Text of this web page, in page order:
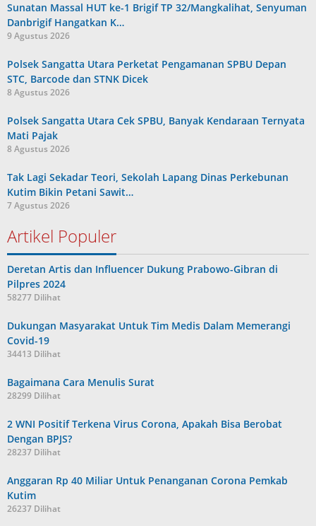
Sunatan Massal HUT ke-1 Brigif TP 32/Mangkalihat, Senyuman
Danbrigif Hangatkan K…
9 Agustus 2026
Polsek Sangatta Utara Perketat Pengamanan SPBU Depan
STC, Barcode dan STNK Dicek
8 Agustus 2026
Polsek Sangatta Utara Cek SPBU, Banyak Kendaraan Ternyata
Mati Pajak
8 Agustus 2026
Tak Lagi Sekadar Teori, Sekolah Lapang Dinas Perkebunan
Kutim Bikin Petani Sawit…
7 Agustus 2026
Artikel Populer
Deretan Artis dan Influencer Dukung Prabowo-Gibran di
Pilpres 2024
58277 Dilihat
Dukungan Masyarakat Untuk Tim Medis Dalam Memerangi
Covid-19
34413 Dilihat
Bagaimana Cara Menulis Surat
28299 Dilihat
2 WNI Positif Terkena Virus Corona, Apakah Bisa Berobat
Dengan BPJS?
28237 Dilihat
Anggaran Rp 40 Miliar Untuk Penanganan Corona Pemkab
Kutim
26237 Dilihat